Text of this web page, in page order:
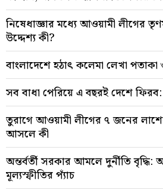
নিষেধাজ্ঞার মধ্যে আওয়ামী লীগের
উদ্দেশ্য কী?
বাংলাদেশে হঠাৎ কলেমা লেখা
সব বাধা পেরিয়ে এ বছরই দেশে
তুরাগে আওয়ামী লীগের ৭ জনের
আসলে কী
অন্তর্বর্তী সরকার আমলে দুর্নীতি
মূল্যস্ফীতির প্যাঁচ